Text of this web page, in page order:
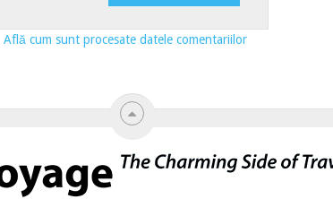
Află cum sunt procesate datele comentariilor